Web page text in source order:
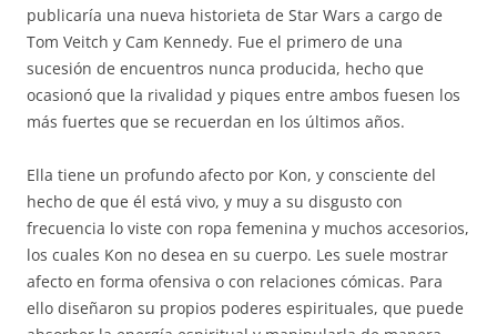
publicaría una nueva historieta de Star Wars a cargo de
Tom Veitch y Cam Kennedy. Fue el primero de una
sucesión de encuentros nunca producida, hecho que
ocasionó que la rivalidad y piques entre ambos fuesen los
más fuertes que se recuerdan en los últimos años.
Ella tiene un profundo afecto por Kon, y consciente del
hecho de que él está vivo, y muy a su disgusto con
frecuencia lo viste con ropa femenina y muchos accesorios,
los cuales Kon no desea en su cuerpo. Les suele mostrar
afecto en forma ofensiva o con relaciones cómicas. Para
ello diseñaron su propios poderes espirituales, que puede